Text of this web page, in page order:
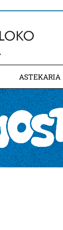
ASTEKARIA